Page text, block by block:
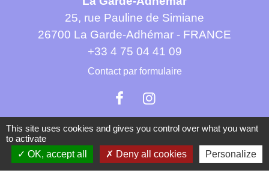
25, rue Pauline de Simiane
26700 La Garde-Adhémar - FRANCE
+33 4 75 04 41 09
Contact par formulaire
Mentions légales - Politique de confidentialité -
This site uses cookies and gives you control over what you want
to activate
OK, accept all
Deny all cookies Personalize